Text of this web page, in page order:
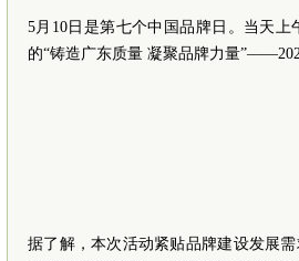
5月10日是第七个中国品牌日。当天
的“铸造广东质量 凝聚品牌力量
据了解，本次活动紧贴品牌建设发展